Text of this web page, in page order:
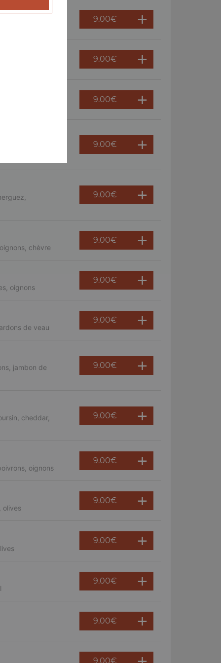
9.00€
9.00€
9.00€
9.00€
9.00€
chèvre
9.00€
oignons
9.00€
de veau
9.00€
jambon de
9.00€
cheddar,
9.00€
oignons
9.00€
olives
9.00€
9.00€
9.00€
9.00€
9.00€